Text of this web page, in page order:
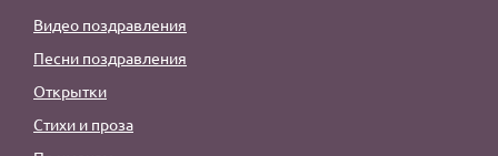
Видео поздравления
Песни поздравления
Открытки
Стихи и проза